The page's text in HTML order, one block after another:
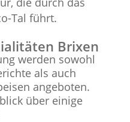
Tal führt.
Brixen
werden sowohl
als auch
angeboten.
über einige